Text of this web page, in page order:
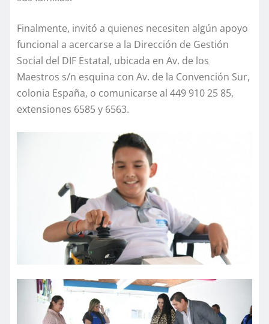
Finalmente, invitó a quienes necesiten algún apoyo
funcional a acercarse a la Dirección de Gestión
Social del DIF Estatal, ubicada en Av. de los
Maestros s/n esquina con Av. de la Convención Sur,
colonia España, o comunicarse al 449 910 25 85,
extensiones 6585 y 6563.